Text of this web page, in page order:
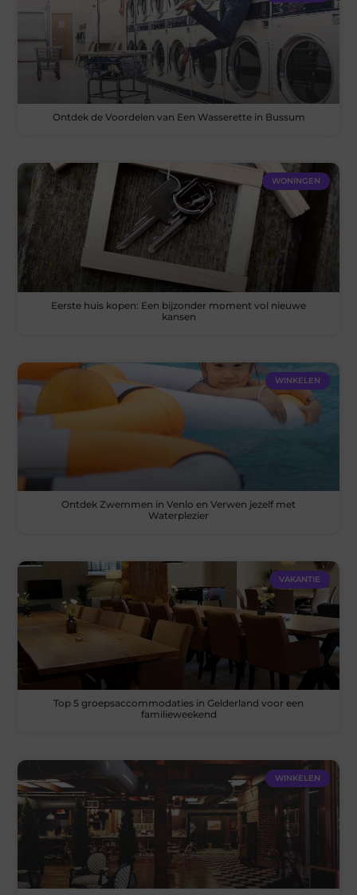
Ontdek de Voordelen van Een Wasserette in Bussum
WONINGEN
Eerste huis kopen: Een bijzonder moment vol nieuwe
kansen
WINKELEN
Ontdek Zwemmen in Venlo en Verwen jezelf met
Waterplezier
VAKANTIE
Top 5 groepsaccommodaties in Gelderland voor een
familieweekend
WINKELEN